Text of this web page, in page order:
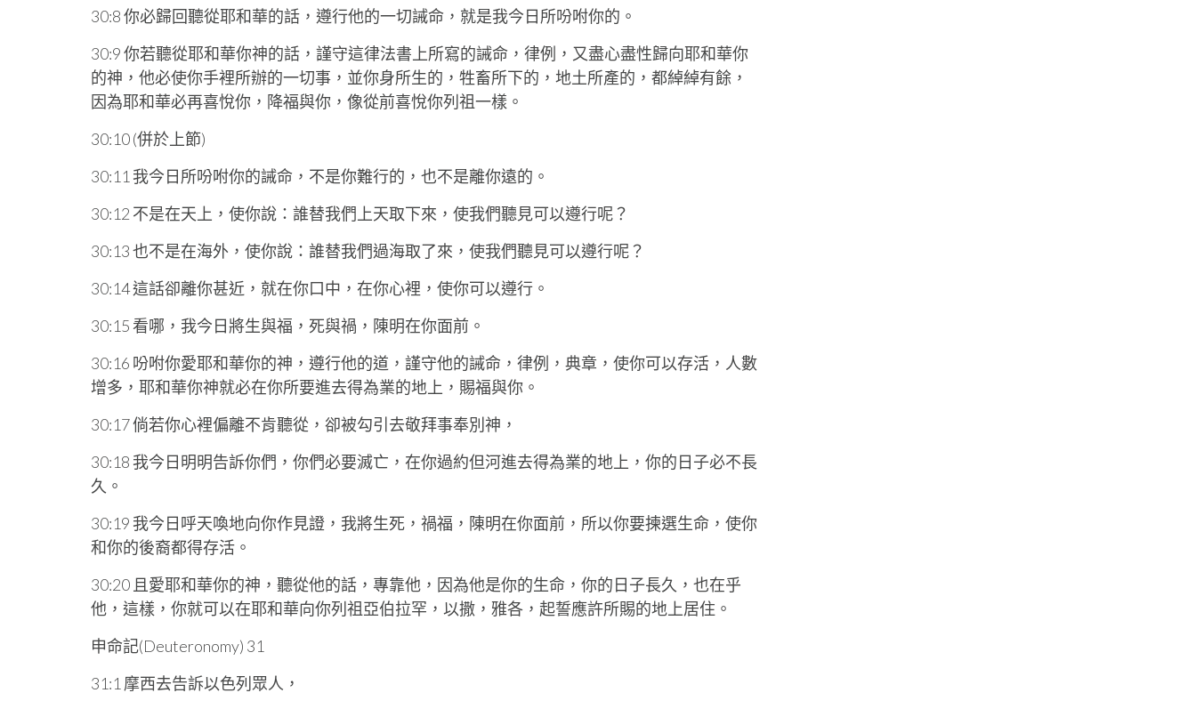
30:8 你必歸回聽從耶和華的話，遵行他的一切誡命，就是我今日所吩咐你的。
30:9 你若聽從耶和華你神的話，謹守這律法書上所寫的誡命，律例，又盡心盡性歸向耶和華你
的神，他必使你手裡所辦的一切事，並你身所生的，牲畜所下的，地土所產的，都綽綽有餘，
因為耶和華必再喜悅你，降福與你，像從前喜悅你列祖一樣。
30:10 (併於上節)
30:11 我今日所吩咐你的誡命，不是你難行的，也不是離你遠的。
30:12 不是在天上，使你說：誰替我們上天取下來，使我們聽見可以遵行呢？
30:13 也不是在海外，使你說：誰替我們過海取了來，使我們聽見可以遵行呢？
30:14 這話卻離你甚近，就在你口中，在你心裡，使你可以遵行。
30:15 看哪，我今日將生與福，死與禍，陳明在你面前。
30:16 吩咐你愛耶和華你的神，遵行他的道，謹守他的誡命，律例，典章，使你可以存活，人數
增多，耶和華你神就必在你所要進去得為業的地上，賜福與你。
30:17 倘若你心裡偏離不肯聽從，卻被勾引去敬拜事奉別神，
30:18 我今日明明告訴你們，你們必要滅亡，在你過約但河進去得為業的地上，你的日子必不長
久。
30:19 我今日呼天喚地向你作見證，我將生死，禍福，陳明在你面前，所以你要揀選生命，使你
和你的後裔都得存活。
30:20 且愛耶和華你的神，聽從他的話，專靠他，因為他是你的生命，你的日子長久，也在乎
他，這樣，你就可以在耶和華向你列祖亞伯拉罕，以撒，雅各，起誓應許所賜的地上居住。
申命記(Deuteronomy) 31
31:1 摩西去告訴以色列眾人，